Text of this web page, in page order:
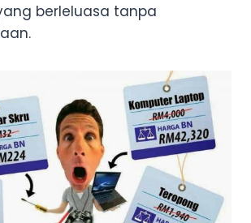
berleluasa tanpa